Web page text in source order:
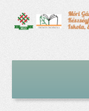
Hírfolyam